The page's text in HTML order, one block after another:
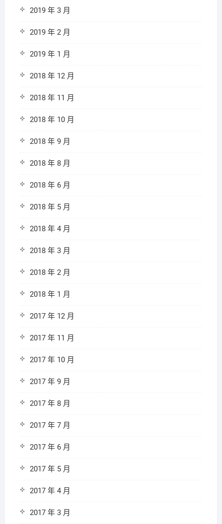
2019 年 3 月
2019 年 2 月
2019 年 1 月
2018 年 12 月
2018 年 11 月
2018 年 10 月
2018 年 9 月
2018 年 8 月
2018 年 6 月
2018 年 5 月
2018 年 4 月
2018 年 3 月
2018 年 2 月
2018 年 1 月
2017 年 12 月
2017 年 11 月
2017 年 10 月
2017 年 9 月
2017 年 8 月
2017 年 7 月
2017 年 6 月
2017 年 5 月
2017 年 4 月
2017 年 3 月